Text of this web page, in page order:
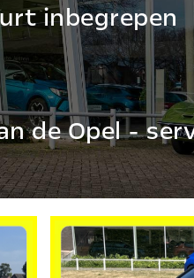
inbegrepen
de Opel -